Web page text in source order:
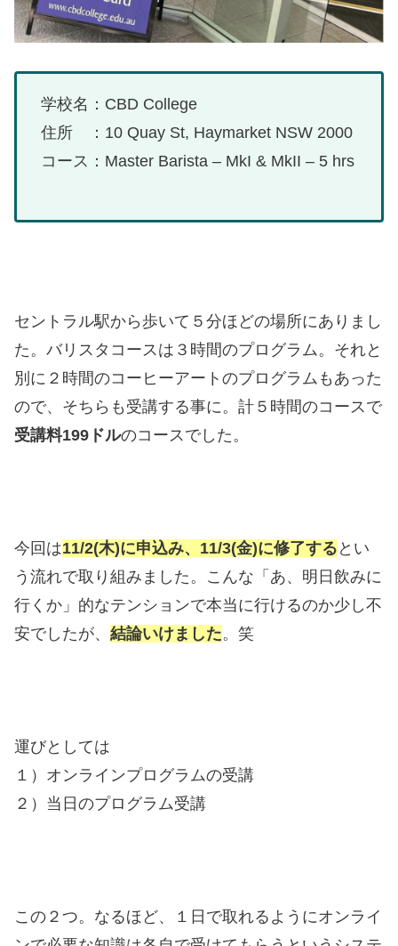
学校名：CBD College
住所 ：10 Quay St, Haymarket NSW 2000
コース：Master Barista – MkI & MkII – 5 hrs
セントラル駅から歩いて５分ほどの場所にありまし
た。バリスタコースは３時間のプログラム。それと
別に２時間のコーヒーアートのプログラムもあった
ので、そちらも受講する事に。計５時間のコースで
受講料199ドルのコースでした。
今回は11/2(木)に申込み、11/3(金)に修了する とい
う流れで取り組みました。こんな「あ、明日飲みに
行くか」的なテンションで本当に行けるのか少し不
安でしたが、 結論いけました。笑
運びとしては
１）オンラインプログラムの受講
２）当日のプログラム受講
この２つ。なるほど、１日で取れるようにオンライ